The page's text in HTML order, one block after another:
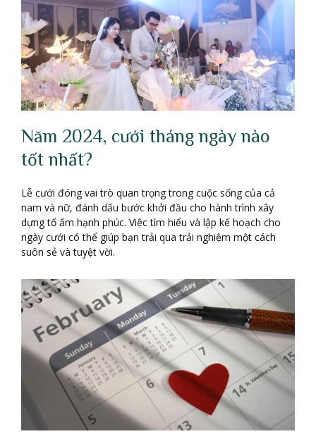
Năm 2024, cưới tháng ngày nào
tốt nhất?
Lễ cưới đóng vai trò quan trọng trong cuộc sống của cả
nam và nữ, đánh dấu bước khởi đầu cho hành trình xây
dựng tổ ấm hạnh phúc. Việc tìm hiểu và lập kế hoạch cho
ngày cưới có thể giúp bạn trải qua trải nghiệm một cách
suôn sẻ và tuyệt vời.